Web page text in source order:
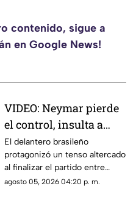
contenido, sigue a
en Google News!
VIDEO: Neymar pierde
el control, insulta a
aficionados y provoca a
rivales tras triunfo del
Santos
El delantero brasileño
protagonizó un tenso altercado
al finalizar el partido entre
Santos y Remo en la Copa de
agosto 05, 2026 04:20 p. m.